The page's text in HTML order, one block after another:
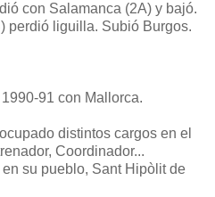
con Salamanca (2A) y bajó.
perdió liguilla. Subió Burgos.
91 con Mallorca.
distintos cargos en el
Coordinador...
su pueblo, Sant Hipòlit de